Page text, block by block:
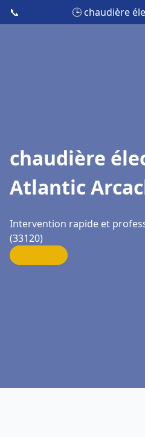
📞 🕒 chaudière
chaudière
Atlantic
Intervention rapide et
(33120)